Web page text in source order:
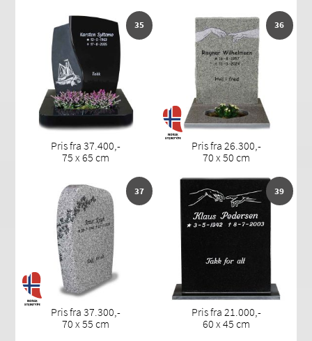
35
Pris fra 37.400,-
75 x 65 cm
36
Pris fra 26.300,-
70 x 50 cm
37
Pris fra 37.300,-
70 x 55 cm
39
Pris fra 21.000,-
60 x 45 cm